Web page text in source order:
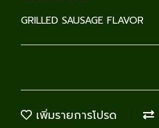
GRILLED SAUSAGE FLAVOR
เพิ่มรายการโปรด